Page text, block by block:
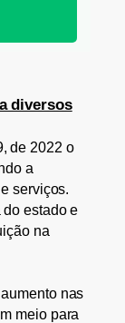
diversos
de 2022 o
a
serviços.
estado e
na
nas
meio para